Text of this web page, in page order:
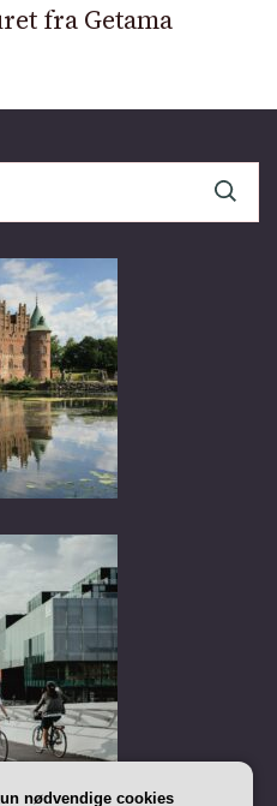
fra Getama
nødvendige cookies